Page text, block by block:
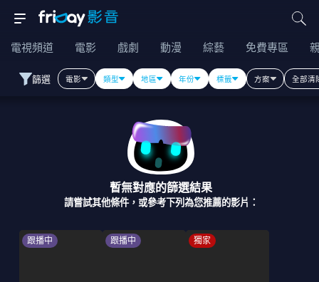
電視頻道 電影 戲劇 動漫 綜藝 免費專區
篩選 電影 類型 地區 年份 標籤 方案 全部清
暫無對應的篩選結果
請嘗試其他條件，或參考下列為您推薦的影片：
跟播中 跟播中 獨家